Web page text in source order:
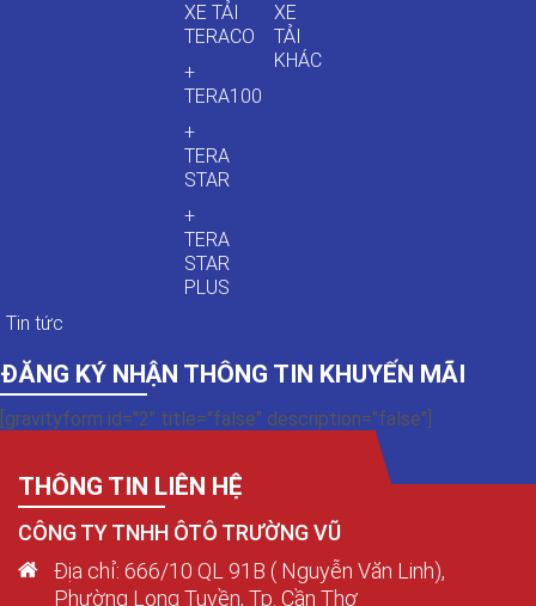
XE TẢI
TERACO
+
TERA100
+
TERA
STAR
+
TERA
STAR
PLUS
XE
TẢI
KHÁC
Tin tức
ĐĂNG KÝ NHẬN THÔNG TIN KHUYẾN MÃI
[gravityform id="2" title="false" description="false"]
THÔNG TIN LIÊN HỆ
CÔNG TY TNHH ÔTÔ TRƯỜNG VŨ
Địa chỉ: 666/10 QL 91B ( Nguyễn Văn Linh),
Phường Long Tuyền, Tp. Cần Thơ